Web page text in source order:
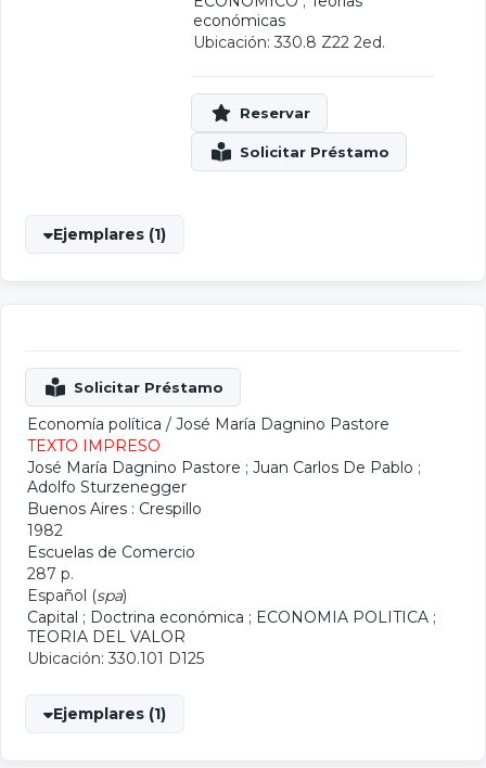
económicas
Ubicación: 330.8 Z22 2ed.
Ejemplares (1)
Economía política / José María Dagnino Pastore
TEXTO IMPRESO
José María Dagnino Pastore ; Juan Carlos De Pablo ;
Adolfo Sturzenegger
Buenos Aires : Crespillo
1982
Escuelas de Comercio
287 p.
Español (spa)
Capital ; Doctrina económica ; ECONOMIA POLITICA ;
TEORIA DEL VALOR
Ubicación: 330.101 D125
Ejemplares (1)